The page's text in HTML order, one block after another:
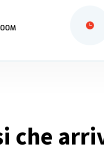
che